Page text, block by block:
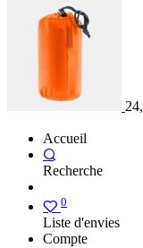
Accueil
Recherche
0
Liste d'envies
Compte